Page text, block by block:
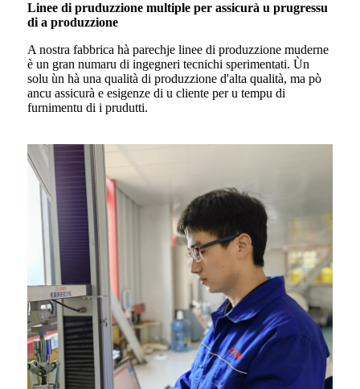
Linee di pruduzzione multiple per assicurà u prugressu
di a produzzione
A nostra fabbrica hà parechje linee di produzzione muderne
è un gran numaru di ingegneri tecnichi sperimentati. Ùn
solu ùn hà una qualità di produzzione d'alta qualità, ma pò
ancu assicurà e esigenze di u cliente per u tempu di
furnimentu di i prudutti.